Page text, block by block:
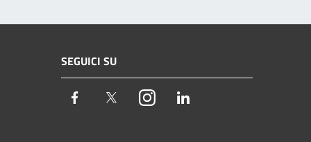
SEGUICI SU
Facebook TwitterInstagram